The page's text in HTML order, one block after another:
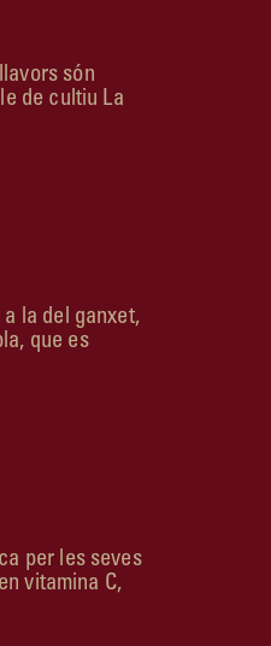
són
de cultiu La
la del ganxet,
que es
per les seves
vitamina C,